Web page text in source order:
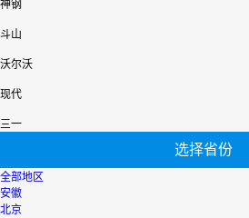
神钢
斗山
沃尔沃
现代
三一
选择省份
全部地区
安徽
北京